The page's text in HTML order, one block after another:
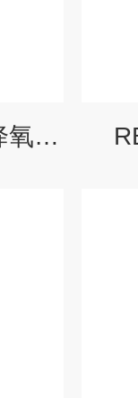
风机厂家CX-7.5燃烧降氧耐高温防腐风机